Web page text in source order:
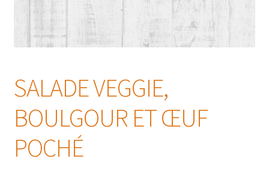
SALADE VEGGIE,
BOULGOUR ET ŒUF
POCHÉ